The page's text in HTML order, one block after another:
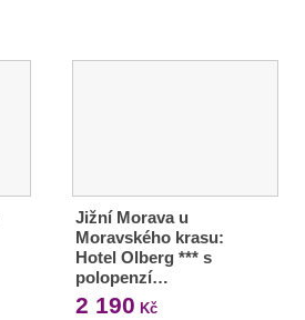
Jižní Morava u
Moravského krasu:
Hotel Olberg *** s
polopenzí…
2 190 Kč